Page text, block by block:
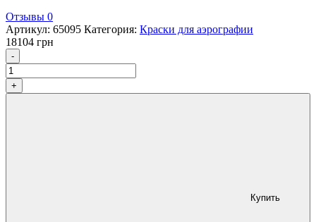
Отзывы 0
Артикул: 65095 Категория: Краски для аэрографии
18104 грн
- Количество
+
Купить